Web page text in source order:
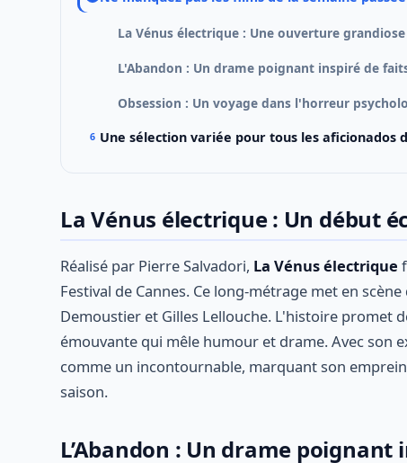
La Vénus électrique : Une ouverture
L'Abandon : Un drame poignant inspiré de
Obsession : Un voyage dans l'horreur
Une sélection variée pour tous les aficionados
La Vénus électrique : Un début
Réalisé par Pierre Salvadori, La Vénus électrique
Festival de Cannes. Ce long-métrage met en
Demoustier et Gilles Lellouche. L'histoire promet
émouvante qui mêle humour et drame. Avec son
comme un incontournable, marquant son
saison.
L’Abandon : Un drame poignant